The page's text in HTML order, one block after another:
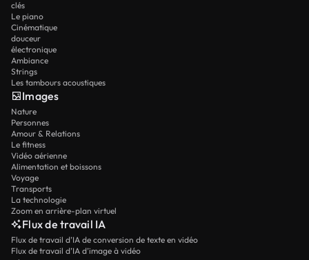
clés
Le piano
Cinématique
douceur
électronique
Ambiance
Strings
Les tambours acoustiques
Images
Nature
Personnes
Amour & Relations
Le fitness
Vidéo aérienne
Alimentation et boissons
Voyage
Transports
La technologie
Zoom en arrière-plan virtuel
Flux de travail IA
Flux de travail d’IA de conversion de texte en vidéo
Flux de travail d’IA d’image à vidéo